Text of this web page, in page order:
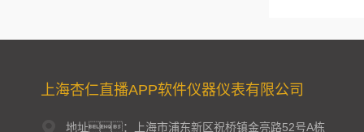
上海杏仁直播APP软件仪器仪表有限公司
地址：上海市浦东新区祝桥镇金亮路52号A栋